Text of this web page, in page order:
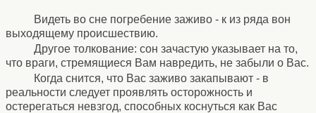
Видеть во сне погребение заживо - к из ряда вон
выходящему происшествию.
Другое толкование: сон зачастую указывает на то,
что враги, стремящиеся Вам навредить, не забыли о Вас.
Когда снится, что Вас заживо закапывают - в
реальности следует проявлять осторожность и
остерегаться невзгод, способных коснуться как Вас